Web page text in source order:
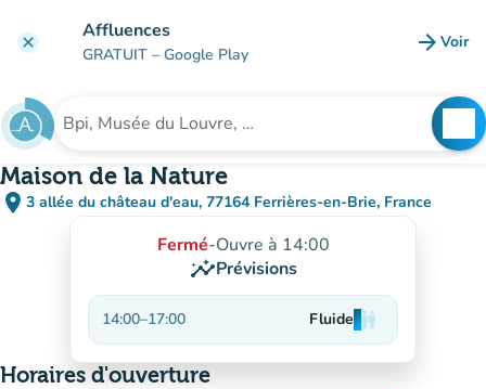
clear Affluences
GRATUIT – Google Play arrow_forward Voir
Rechercher un établissement
Maison de la Nature
place 3 allée du château d'eau, 77164 Ferrières-en-Brie, France
(ouvrir dans Google Maps)
(nouvel onglet)
Fermé-Ouvre à 14:00
insightsPrévisions
14:00–17:00 Fluideman
man
man
Horaires d'ouverture